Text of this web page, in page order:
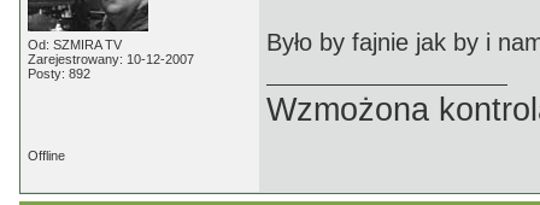
Od: SZMIRA TV
Zarejestrowany: 10-12-2007
Posty: 892
Było by fajnie jak by i
Wzmożona
Offline